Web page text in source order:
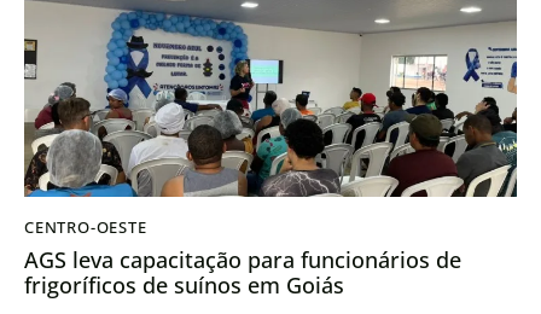
CENTRO-OESTE
AGS leva capacitação para funcionários de
frigoríficos de suínos em Goiás